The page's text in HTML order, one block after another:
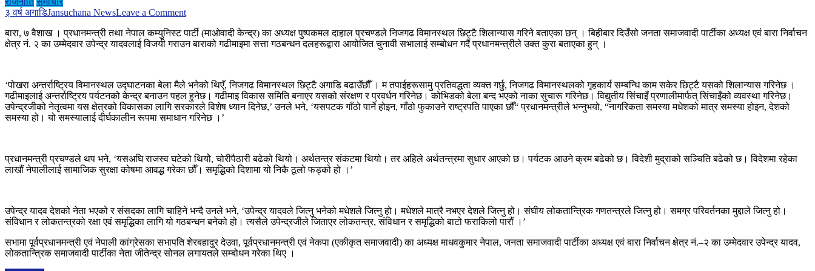
३ वर्ष अगाडिJansuchana NewsLeave a Commenton
विमानस्थल
छिट्टै
प्रधानमन्त्री
बारा, ७ वैशाख । प्रधानमन्त्री तथा नेपाल कम्युनिस्ट पार्टी (माओवादी केन्द्र) का अध्यक्ष पुष्पकमल दाहाल प्रचण्डले निजगढ विमानस्थल छिट्टै शिलान्यास गरिने बताएका छन् । बिहीबार दिउँसो जनता समाजवादी पार्टीका अध्यक्ष एवं बारा निर्वाचन
क्षेत्र नं. २ का उम्मेदवार उपेन्द्र यादवलाई विजयी गराउन बाराको गढीमाइमा सत्ता गठबन्धन दलहरूद्वारा आयोजित चुनावी सभालाई सम्बोधन गर्दै प्रधानमन्त्रीले उक्त कुरा बताएका हुन् ।
‘पोखरा अन्तर्राष्ट्रिय विमानस्थल उद्घाटनका बेला मैले भनेको थिएँ, निजगढ विमानस्थल छिट्टै अगाडि बढाउँछौँ । म तपाईहरूसामु प्रतिवद्धता व्यक्त गर्छु, निजगढ विमानस्थलको गृहकार्य सम्बन्धि काम सकेर छिट्टै यसको शिलान्यास गरिनेछ ।
गढीमाइलाई अन्तर्राष्ट्रिय पर्यटनको केन्द्र बनाउन पहल हुनेछ। गढीमाइ विकास समिति बनाएर यसको संरक्षण र प्रवर्धन गरिनेछ। कोभिडको बेला बन्द भएको नाका सुचारू गरिनेछ। विद्युतीय सिंचाइँ प्रणालीमार्फत् सिंचाइँको व्यवस्था गरिनेछ।
उपेन्द्रजीको नेतृत्वमा यस क्षेत्रको विकासका लागि सरकारले विशेष ध्यान दिनेछ,’ उनले भने, ‘यसपटक गाँठो पार्ने होइन, गाँठो फुकाउने राष्ट्रपति पाएका छौँ“ प्रधानमन्त्रीले भन्नुभयो, “नागरिकता समस्या मधेशको मात्र समस्या होइन, देशको
समस्या हो। यो समस्यालाई दीर्घकालीन रूपमा समाधान गरिनेछ ।’
प्रधानमन्त्री प्रचण्डले थप भने, ‘यसअघि राजस्व घटेको थियोे, चोरीपैठारी बढेको थियो। अर्थतन्त्र संकटमा थियो। तर अहिले अर्थतन्त्रमा सुधार आएको छ। पर्यटक आउने क्रम बढेको छ। विदेशी मुद्राको सञ्चिति बढेको छ। विदेशमा रहेका
लाखौं नेपालीलाई सामाजिक सुरक्षा कोषमा आवद्ध गरेका छौँ। समृद्धिको दिशामा यो निकै ठूलो फड्को हो ।’
उपेन्द्र यादव देशको नेता भएको र संसदका लागि चाहिने भन्दै उनले भने, ‘उपेन्द्र यादवले जित्नु भनेको मधेशले जित्नु हो। मधेशले मात्रै नभएर देशले जित्नु हो। संघीय लोकतान्त्रिक गणतन्त्रले जित्नु हो। समग्र परिवर्तनका मुद्दाले जित्नु हो।
संविधान र लोकतन्त्रको रक्षा एवं समृद्धिका लागि यो गठबन्धन बनेको हो। त्यसैले उपेन्द्रजीले जिताएर लोकतन्त्र, संविधान र समृद्धिको बाटो फराकिलो पारौं ।’
सभामा पूर्वप्रधानमन्त्री एवं नेपाली कांग्रेसका सभापति शेरबहादुर देउवा, पूर्वप्रधानमन्त्री एवं नेकपा (एकीकृत समाजवादी) का अध्यक्ष माधवकुमार नेपाल, जनता समाजवादी पार्टीका अध्यक्ष एवं बारा निर्वाचन क्षेत्र नं.–२ का उम्मेदवार उपेन्द्र यादव,
लोकतान्त्रिक समाजवादी पार्टीका नेता जीतेन्द्र सोनल लगायतले सम्बोधन गरेका थिए ।